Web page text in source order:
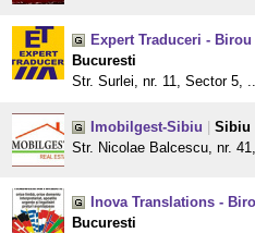
Expert Traduceri -
Bucuresti
Str. Surlei, nr. 11, Sector 5,
Imobilgest-Sibiu
Sibiu
Str. Nicolae Balcescu, nr.
Inova Translations -
Bucuresti